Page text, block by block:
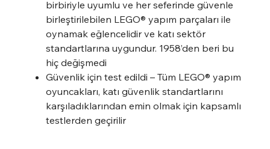
birbiriyle uyumlu ve her seferinde güvenle
birleştirilebilen LEGO® yapım parçaları ile
oynamak eğlencelidir ve katı sektör
standartlarına uygundur. 1958’den beri bu
hiç değişmedi
Güvenlik için test edildi – Tüm LEGO® yapım
oyuncakları, katı güvenlik standartlarını
karşıladıklarından emin olmak için kapsamlı
testlerden geçirilir